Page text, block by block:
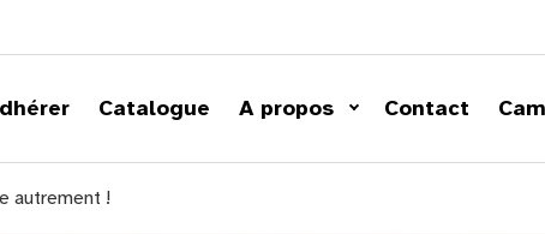
Catalogue A propos Contact
autrement !